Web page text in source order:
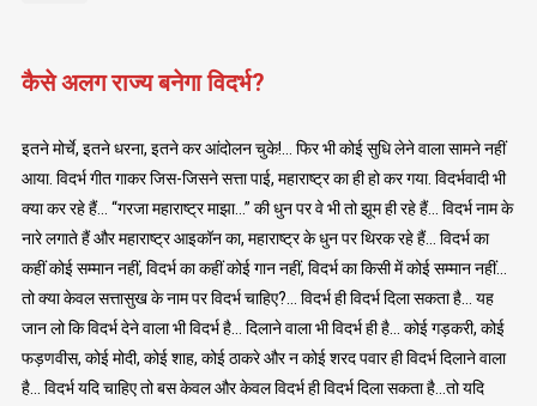
कैसे अलग राज्य बनेगा विदर्भ?
इतने मोर्चे, इतने धरना, इतने कर आंदोलन चुके!… फिर भी कोई सुधि लेने वाला सामने नहीं
आया. विदर्भ गीत गाकर जिस-जिसने सत्ता पाई, महाराष्ट्र का ही हो कर गया. विदर्भवादी भी
क्या कर रहे हैं… “गरजा महाराष्ट्र माझा…” की धुन पर वे भी तो झूम ही रहे हैं… विदर्भ नाम के
नारे लगाते हैं और महाराष्ट्र आइकॉन का, महाराष्ट्र के धुन पर थिरक रहे हैं… विदर्भ का
कहीं कोई सम्मान नहीं, विदर्भ का कहीं कोई गान नहीं, विदर्भ का किसी में कोई सम्मान नहीं…
तो क्या केवल सत्तासुख के नाम पर विदर्भ चाहिए?… विदर्भ ही विदर्भ दिला सकता है… यह
जान लो कि विदर्भ देने वाला भी विदर्भ है… दिलाने वाला भी विदर्भ ही है… कोई गड़करी, कोई
फड़णवीस, कोई मोदी, कोई शाह, कोई ठाकरे और न कोई शरद पवार ही विदर्भ दिलाने वाला
है… विदर्भ यदि चाहिए तो बस केवल और केवल विदर्भ ही विदर्भ दिला सकता है…तो यदि